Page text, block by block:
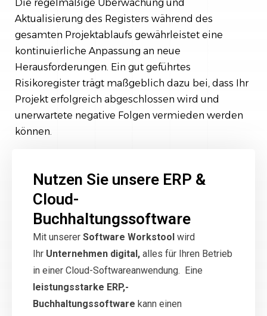
Die regelmäßige Überwachung und
Aktualisierung des Registers während des
gesamten Projektablaufs gewährleistet eine
kontinuierliche Anpassung an neue
Herausforderungen. Ein gut geführtes
Risikoregister trägt maßgeblich dazu bei, dass Ihr
Projekt erfolgreich abgeschlossen wird und
unerwartete negative Folgen vermieden werden
können.
Nutzen Sie unsere ERP &
Cloud-
Buchhaltungssoftware
Mit unserer Software Workstool wird
Ihr Unternehmen digital, alles für Ihren Betrieb
in einer Cloud-Softwareanwendung. Eine
leistungsstarke ERP,-
Buchhaltungssoftware kann einen